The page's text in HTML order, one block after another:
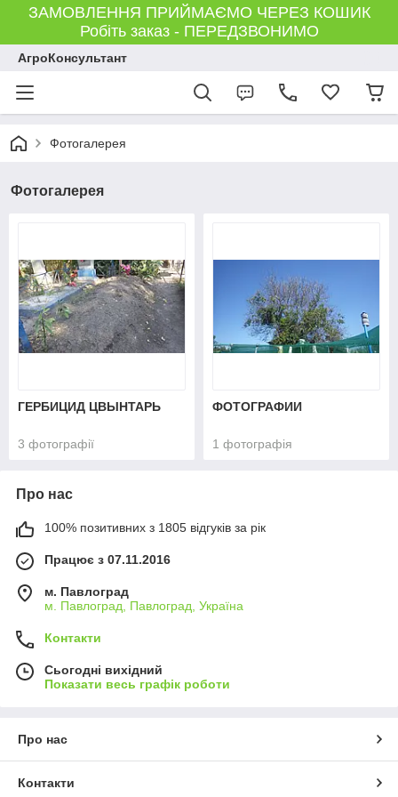
ЗАМОВЛЕННЯ ПРИЙМАЄМО ЧЕРЕЗ КОШИК
Робіть заказ - ПЕРЕДЗВОНИМО
АгроКонсультант
Фотогалерея
Фотогалерея
ГЕРБИЦИД ЦВЫНТАРЬ
3 фотографії
ФОТОГРАФИИ
1 фотографія
Про нас
100% позитивних з 1805 відгуків за рік
Працює з 07.11.2016
м. Павлоград
м. Павлоград, Павлоград, Україна
Контакти
Сьогодні вихідний
Показати весь графік роботи
Про нас
Контакти